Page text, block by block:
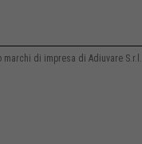
marchi di impresa di Adiuvare S.r.l.